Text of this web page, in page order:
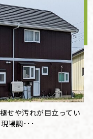
せや汚れが目立ってい
場調･･･